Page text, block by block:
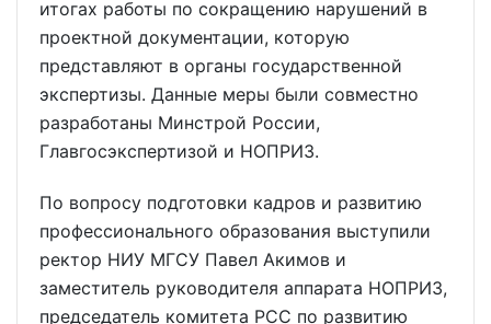
итогах работы по сокращению нарушений в
проектной документации, которую
представляют в органы государственной
экспертизы. Данные меры были совместно
разработаны Минстрой России,
Главгосэкспертизой и НОПРИЗ.
По вопросу подготовки кадров и развитию
профессионального образования выступили
ректор НИУ МГСУ Павел Акимов и
заместитель руководителя аппарата НОПРИЗ,
председатель комитета РСС по развитию